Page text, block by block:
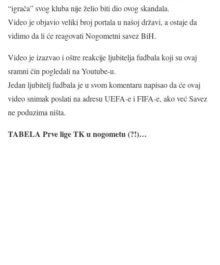
“igrača” svog kluba nije želio biti dio ovog skandala.
Video je objavio veliki broj portala u našoj državi, a ostaje da
vidimo da li će reagovati Nogometni savez BiH.
Video je izazvao i oštre reakcije ljubitelja fudbala koji su ovaj
sramni čin pogledali na Youtube-u.
Jedan ljubitelj fudbala je u svom komentaru napisao da će ovaj
video snimak poslati na adresu UEFA-e i FIFA-e, ako već Savez
ne poduzima ništa.
TABELA Prve lige TK u nogometu (?!)…